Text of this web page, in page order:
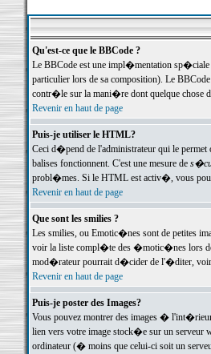
Qu'est-ce que le BBCode ?
Le BBCode est une impl�mentation
particulier lors de sa composition). Le
contr�le sur la mani�re dont quelque chose
Revenir en haut de page
Puis-je utiliser le HTML?
Ceci d�pend de l'administrateur qui le
balises fonctionnent. C'est une mesure de
probl�mes. Si le HTML est activ�, vous
Revenir en haut de page
Que sont les smilies ?
Les smilies, ou Emotic�nes sont de petites
voir la liste compl�te des �motic�nes lors de
mod�rateur pourrait d�cider de l'�diter,
Revenir en haut de page
Puis-je poster des Images?
Vous pouvez montrer des images � l'int�rieur
lien vers votre image stock�e sur un serveur
ordinateur (� moins que celui-ci soit un